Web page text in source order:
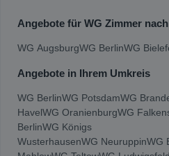
Angebote für WG Zimmer
WG AugsburgWG BerlinWG
Angebote in Ihrem Umkreis
WG BerlinWG PotsdamWG
HavelWG OranienburgWG
BerlinWG Königs
WusterhausenWG NeuruppinWG